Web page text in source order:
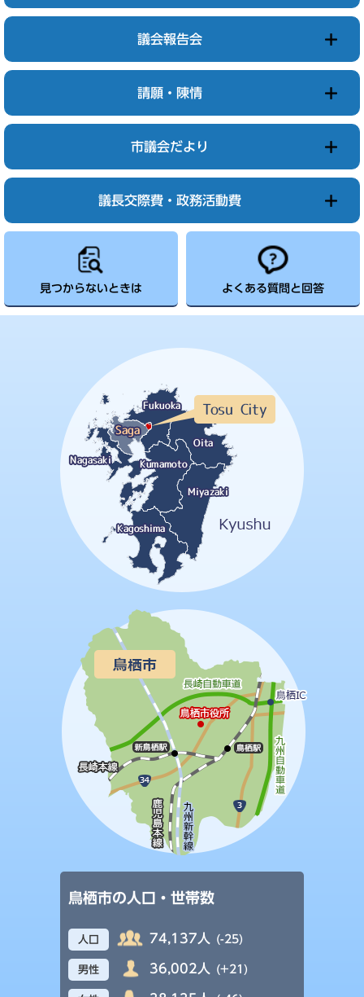
議会報告会
請願・陳情
市議会だより
議長交際費・政務活動費
見つからないときは よくある質問と回答
鳥栖市の人口・世帯数
人口 74,137人 (-25)
男性 36,002人 (+21)